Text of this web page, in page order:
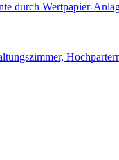
durch Wertpapier-